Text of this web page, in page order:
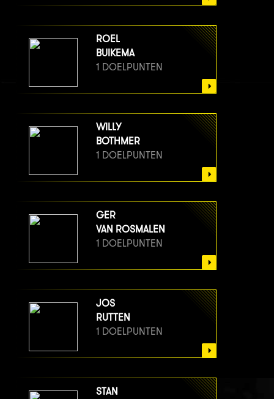
ROEL
BUIKEMA
1 DOELPUNTEN
WILLY
BOTHMER
1 DOELPUNTEN
GER
VAN ROSMALEN
1 DOELPUNTEN
JOS
RUTTEN
1 DOELPUNTEN
STAN